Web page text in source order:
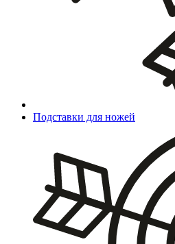
Подставки для ножей